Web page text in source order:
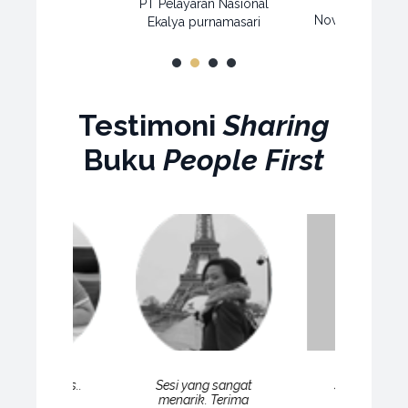
PT Pelayaran Nasional
Ekalya purnamasari
Novaria Putri
TestimoniSharing
Buku People First
bagus..
Sesi yang sangat
menarik. Terima
Secara